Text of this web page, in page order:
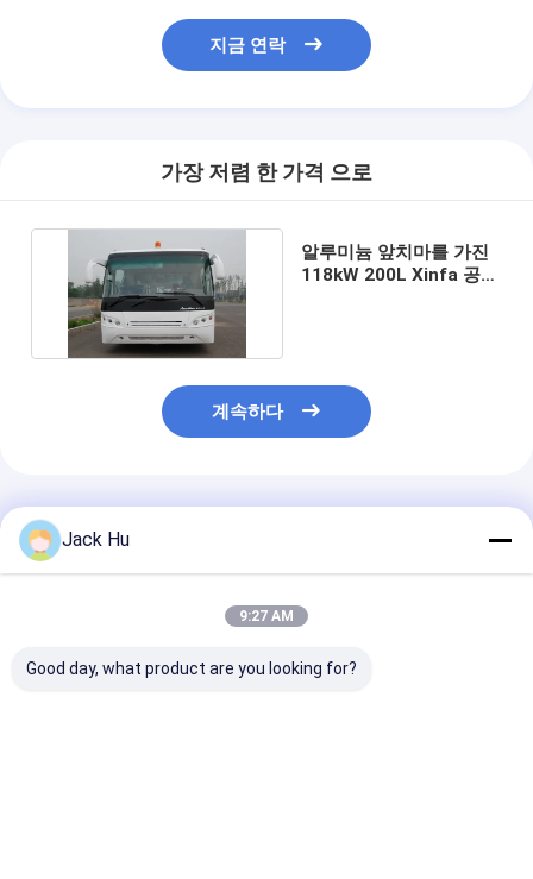
지금 연락
가장 저렴 한 가격 으로
알루미늄 앞치마를 가진
118kW 200L Xinfa 공항
계속하다
추천된 제품
Jack Hu
9:27 AM
Good day, what product are you looking for?